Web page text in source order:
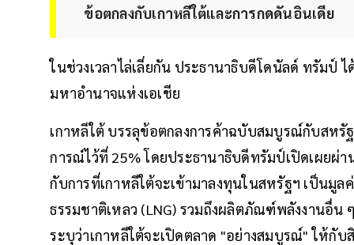
ข้อตกลงกับเกาหลีใต้และการกดดันอินเดีย
ในช่วงเวลาไล่เลี่ยกัน ประธานาธิบดีโดนัลด์ ทรัมป์
มหาอำนาจแห่งเอเชีย
เกาหลีใต้ บรรลุข้อตกลงการค้าฉบับสมบูรณ์กับสหรั
การณ์ไว้ที่ 25% โดยประธานาธิบดีทรัมป์เปิดเผยผ่
กับการที่เกาหลีใต้จะเข้ามาลงทุนในสหรัฐฯ เป็นมู
ธรรมชาติเหลว (LNG) รวมถึงผลิตภัณฑ์พลังงานอื่
ระบุว่าเกาหลีใต้จะเปิดตลาด "อย่างสมบูรณ์" ให้กั